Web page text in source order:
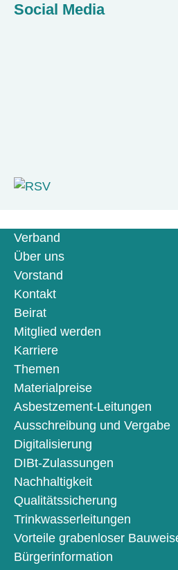
Social Media
Verband
Über uns
Vorstand
Kontakt
Beirat
Mitglied werden
Karriere
Themen
Materialpreise
Asbestzement-Leitungen
Ausschreibung und Vergabe
Digitalisierung
DIBt-Zulassungen
Nachhaltigkeit
Qualitätssicherung
Trinkwasserleitungen
Vorteile grabenloser
Bürgerinformation